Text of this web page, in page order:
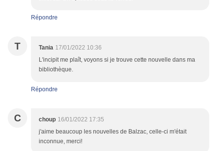
Répondre
T Tania 17/01/2022 10:36
L'incipit me plaît, voyons si je trouve cette nouvelle dans ma
bibliothèque.
Répondre
C choup 16/01/2022 17:35
j'aime beaucoup les nouvelles de Balzac, celle-ci m'était
inconnue, merci!